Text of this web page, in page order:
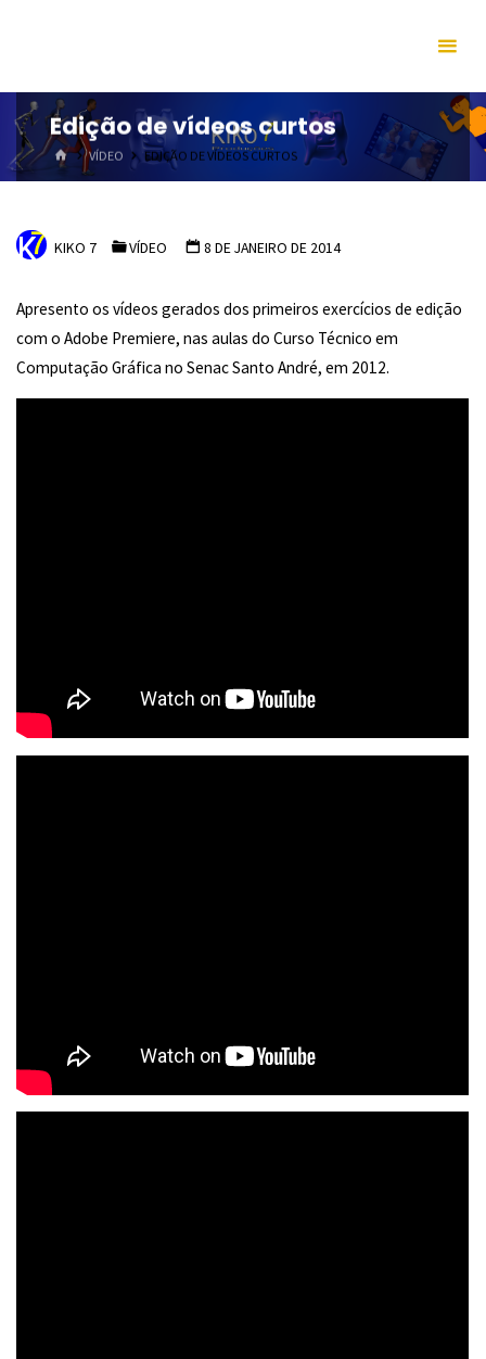
Edição de vídeos curtos
HOMEVÍDEO EDIÇÃO DE VÍDEOS CURTOS
KIKO 7 VÍDEO 8 DE JANEIRO DE 2014
Apresento os vídeos gerados dos primeiros exercícios de edição
com o Adobe Premiere, nas aulas do Curso Técnico em
Computação Gráfica no Senac Santo André, em 2012.